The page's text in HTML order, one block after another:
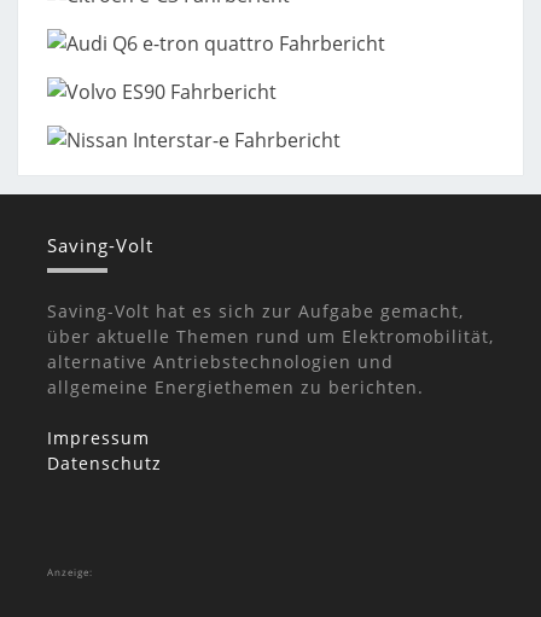
Saving-Volt
Saving-Volt hat es sich zur Aufgabe gemacht,
über aktuelle Themen rund um Elektromobilität,
alternative Antriebstechnologien und
allgemeine Energiethemen zu berichten.
Impressum
Datenschutz
Anzeige: